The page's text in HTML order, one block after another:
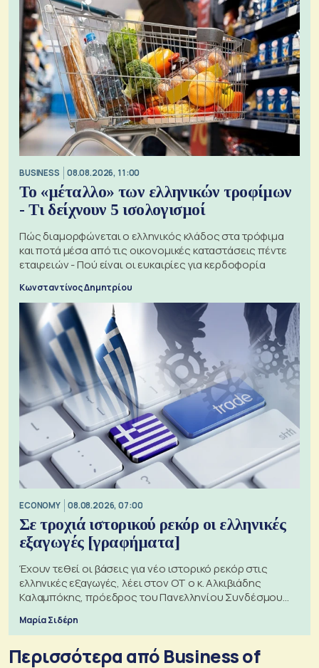
BUSINESS 08.08.2026, 11:00
Το «μέταλλο» των ελληνικών τροφίμων
- Τι δείχνουν 5 ισολογισμοί
Πώς διαμορφώνεται ο ελληνικός κλάδος στα τρόφιμα
και ποτά μέσα από τις οικονομικές καταστάσεις πέντε
εταιρειών - Πού είναι οι ευκαιρίες για κερδοφορία
Κωνσταντίνος Δημητρίου
ECONOMY 08.08.2026, 07:00
Σε τροχιά ιστορικού ρεκόρ οι ελληνικές
εξαγωγές [γραφήματα]
Έχουν τεθεί οι βάσεις για νέο ιστορικό ρεκόρ στις
ελληνικές εξαγωγές, λέει στον ΟΤ ο κ. Αλκιβιάδης
Καλαμπόκης, πρόεδρος του Πανελληνίου Συνδέσμου
Μαρία Σιδέρη
Περισσότερα από Business of